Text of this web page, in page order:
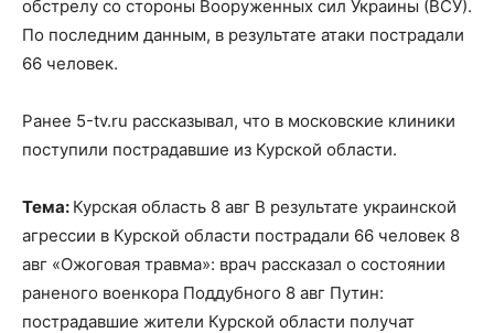
обстрелу со стороны Вооруженных сил Украины (ВСУ).
По последним данным, в результате атаки пострадали
66 человек.
Ранее 5-tv.ru рассказывал, что в московские клиники
поступили пострадавшие из Курской области.
Тема: Курская область 8 авг В результате украинской
агрессии в Курской области пострадали 66 человек 8
авг «Ожоговая травма»: врач рассказал о состоянии
раненого военкора Поддубного 8 авг Путин:
пострадавшие жители Курской области получат